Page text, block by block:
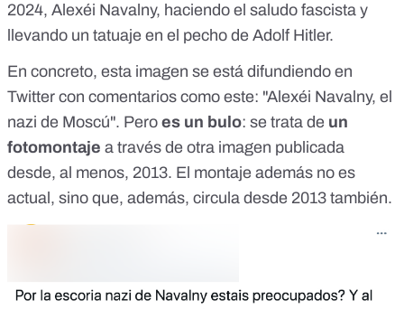
2024, Alexéi Navalny, haciendo el saludo fascista y
llevando un tatuaje en el pecho de Adolf Hitler.
En concreto, esta imagen se está difundiendo en
Twitter con comentarios como este: "Alexéi Navalny, el
nazi de Moscú". Pero es un bulo: se trata de un
fotomontaje a través de otra imagen publicada
desde, al menos, 2013. El montaje además no es
actual, sino que, además, circula desde 2013 también.